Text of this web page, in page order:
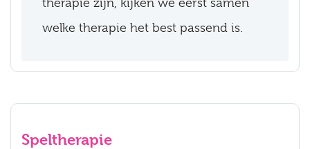
welke therapie het best passend is.
Speltherapie